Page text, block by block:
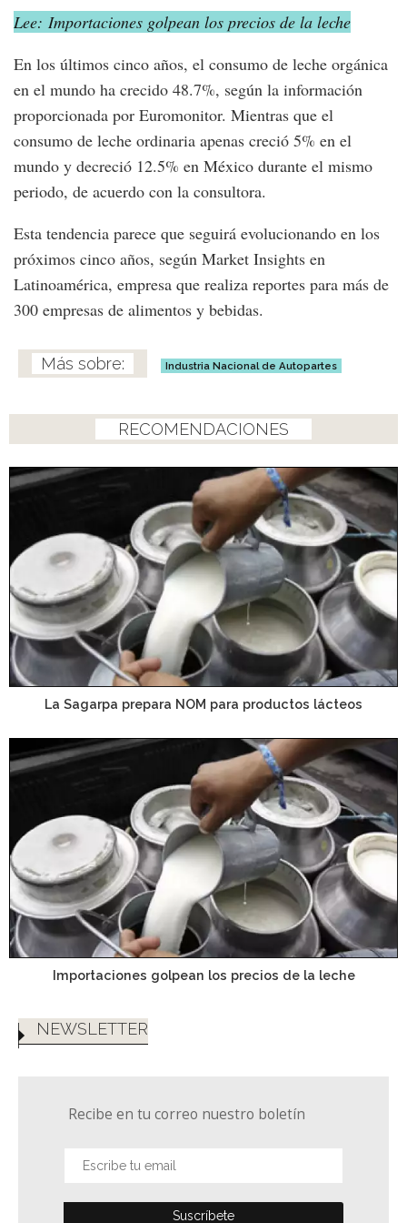
Lee: Importaciones golpean los precios de la leche
En los últimos cinco años, el consumo de leche orgánica
en el mundo ha crecido 48.7%, según la información
proporcionada por Euromonitor. Mientras que el
consumo de leche ordinaria apenas creció 5% en el
mundo y decreció 12.5% en México durante el mismo
periodo, de acuerdo con la consultora.
Esta tendencia parece que seguirá evolucionando en los
próximos cinco años, según Market Insights en
Latinoamérica, empresa que realiza reportes para más de
300 empresas de alimentos y bebidas.
Industria Nacional de Autopartes
RECOMENDACIONES
La Sagarpa prepara NOM para productos lácteos
Importaciones golpean los precios de la leche
NEWSLETTER
Recibe en tu correo nuestro boletín